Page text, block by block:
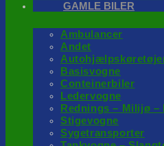
GAMLE BILER
Ambulancer
Andet
Basisvogne
Conteinerbiler
Ledervogne
Rednings – Milijø –
Stigevogne
Sygetransporter